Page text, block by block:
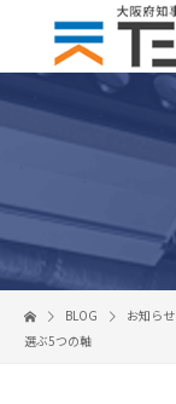
BLOG お知らせ
選ぶ5つの軸